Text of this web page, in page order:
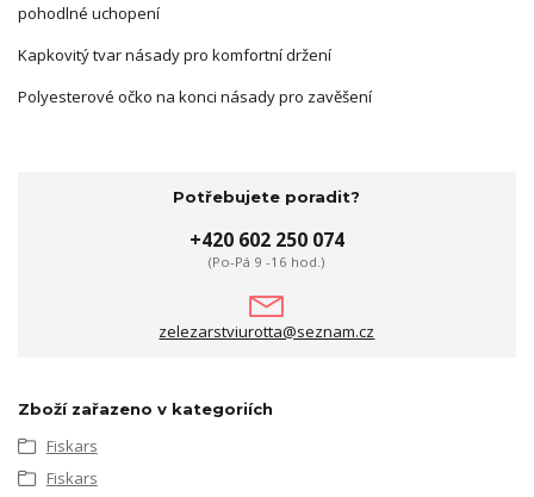
pohodlné uchopení
Kapkovitý tvar násady pro komfortní držení
Polyesterové očko na konci násady pro zavěšení
Potřebujete poradit?
+420 602 250 074
(Po-Pá 9 -16 hod.)
zelezarstviurotta@seznam.cz
Zboží zařazeno v kategoriích
Fiskars
Fiskars